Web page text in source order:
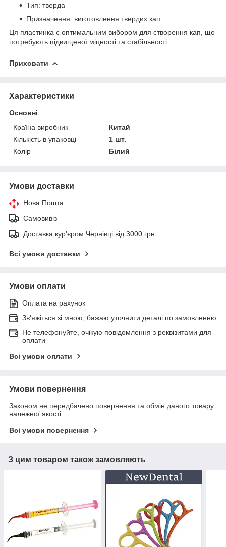
Тип: тверда
Призначення: виготовлення твердих кап
Ця пластинка є оптимальним вибором для створення кап, що
потребують підвищеної міцності та стабільності.
Приховати
Характеристики
Основні
Країна виробник
Китай
Кількість в упаковці
1 шт.
Колір
Білий
Умови доставки
Нова Пошта
Самовивіз
Доставка кур'єром Чернівці від 3000 грн
Всі умови доставки
Умови оплати
Оплата на рахунок
Зв'яжіться зі мною, бажаю уточнити деталі по замовленню
Не телефонуйте, очікую повідомлення з реквізитами для
оплати
Всі умови оплати
Умови повернення
Законом не передбачено повернення та обмін даного товару
належної якості
Всі умови повернення
З цим товаром також замовляють